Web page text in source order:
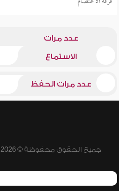
عدد مرات
الاستماع
عدد مرات الحفظ
جميع الحقوق محفوظة © 2026 - 1998 لشبكة إسلام ويب